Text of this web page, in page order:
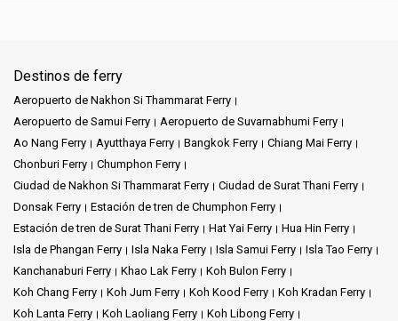
Destinos de ferry
Aeropuerto de Nakhon Si Thammarat Ferry
Aeropuerto de Samui Ferry
Aeropuerto de Suvarnabhumi Ferry
Ao Nang Ferry
Ayutthaya Ferry Bangkok Ferry
Chiang Mai Ferry
Chonburi Ferry
Chumphon Ferry
Ciudad de Nakhon Si Thammarat Ferry
Ciudad de Surat Thani Ferry
Donsak Ferry
Estación de tren de Chumphon Ferry
Estación de tren de Surat Thani Ferry
Hat Yai Ferry
Hua Hin Ferry
Isla de Phangan Ferry
Isla Naka Ferry Isla Samui Ferry
Isla Tao Ferry
Kanchanaburi Ferry
Khao Lak Ferry
Koh Bulon Ferry
Koh Chang Ferry
Koh Jum Ferry Koh Kood Ferry
Koh Kradan Ferry
Koh Lanta Ferry
Koh Laoliang Ferry
Koh Libong Ferry